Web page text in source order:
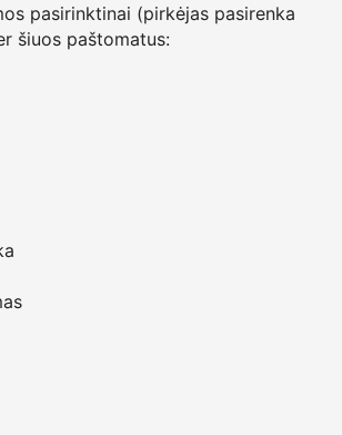
pasirinktinai (pirkėjas pasirenka
šiuos paštomatus: